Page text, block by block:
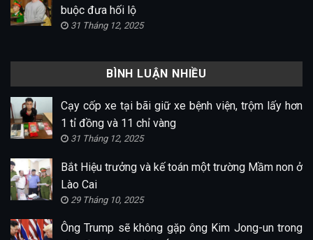
buộc đưa hối lộ
31 Tháng 12, 2025
BÌNH LUẬN NHIỀU
Cạy cốp xe tại bãi giữ xe bệnh viện, trộm lấy hơn
1 tỉ đồng và 11 chỉ vàng
31 Tháng 12, 2025
Bắt Hiệu trưởng và kế toán một trường Mầm non ở
Lào Cai
29 Tháng 10, 2025
Ông Trump sẽ không gặp ông Kim Jong-un trong